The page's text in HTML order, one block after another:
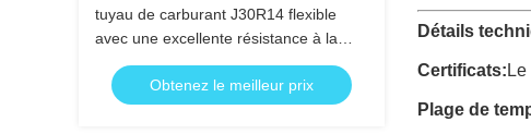
tuyau de carburant J30R14 flexible
avec une excellente résistance à la
chaleur et à la perméabilité
Obtenez le meilleur prix
Détails
Certificats:
Plage de